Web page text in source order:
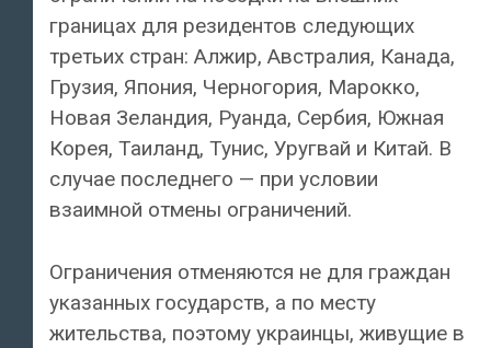
границах для резидентов следующих
третьих стран: Алжир, Австралия, Канада,
Грузия, Япония, Черногория, Марокко,
Новая Зеландия, Руанда, Сербия, Южная
Корея, Таиланд, Тунис, Уругвай и Китай. В
случае последнего — при условии
взаимной отмены ограничений.
Ограничения отменяются не для граждан
указанных государств, а по месту
жительства, поэтому украинцы, живущие в